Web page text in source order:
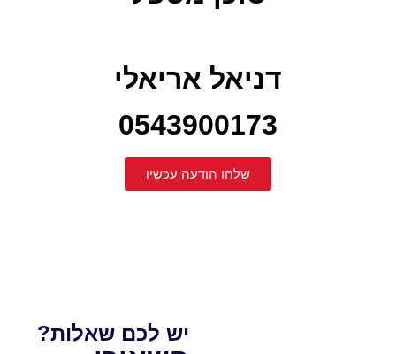
דניאל אריאלי
0543900173
שלחו הודעה עכשיו
יש לכם שאלות?